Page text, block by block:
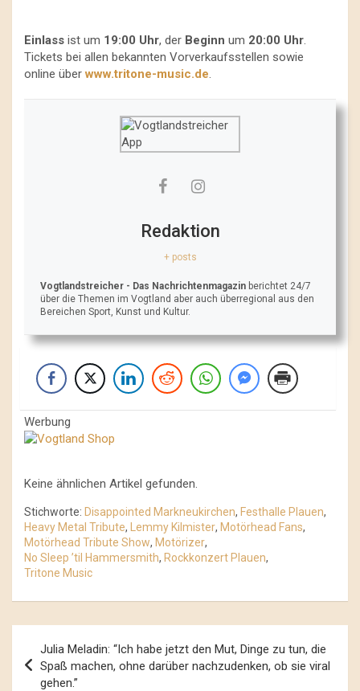
Einlass ist um 19:00 Uhr, der Beginn um 20:00 Uhr.
Tickets bei allen bekannten Vorverkaufsstellen sowie
online überwww.tritone-music.de.
Redaktion
+ posts
Vogtlandstreicher - Das Nachrichtenmagazin berichtet 24/7
über die Themen im Vogtland aber auch überregional aus den
Bereichen Sport, Kunst und Kultur.
Werbung
Keine ähnlichen Artikel gefunden.
Stichworte: Disappointed Markneukirchen, Festhalle Plauen,
Heavy Metal Tribute, Lemmy Kilmister, Motörhead Fans,
Motörhead Tribute Show, Motörizer,
No Sleep ’til Hammersmith, Rockkonzert Plauen,
Tritone Music
Navigation
Julia Meladin: “Ich habe jetzt den Mut, Dinge zu tun, die
Spaß machen, ohne darüber nachzudenken, ob sie viral
gehen.”